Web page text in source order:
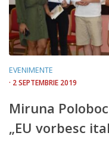
EVENIMENTE
· 2 SEPTEMBRIE 2019
Miruna
„EU vorbesc